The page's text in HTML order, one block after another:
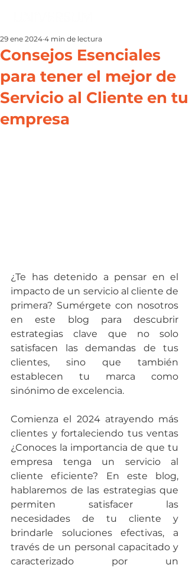
Consejos Esenciales
para tener el mejor de
Servicio al Cliente en tu
empresa
29 ene 2024 4 min de lectura
¿Te has detenido a pensar en el
impacto de un servicio al cliente de
primera? Sumérgete con nosotros
en este blog para descubrir
estrategias clave que no solo
satisfacen las demandas de tus
clientes, sino que también
establecen tu marca como
sinónimo de excelencia.
Comienza el 2024 atrayendo más
clientes y fortaleciendo tus ventas
¿Conoces la importancia de que tu
empresa tenga un servicio al
cliente eficiente? En este blog,
hablaremos de las estrategias que
permiten satisfacer las
necesidades de tu cliente y
brindarle soluciones efectivas, a
través de un personal capacitado y
caracterizado por un